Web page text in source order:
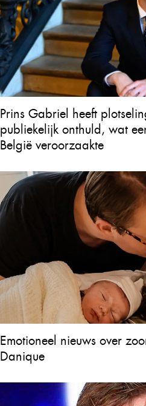
Prins Gabriel heeft
publiekelijk onthuld, wat
België veroorzaakte
Emotioneel nieuws over
Danique